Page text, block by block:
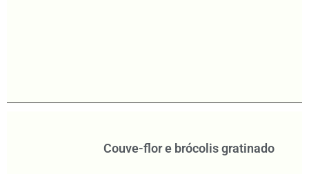
Couve-flor e brócolis gratinado